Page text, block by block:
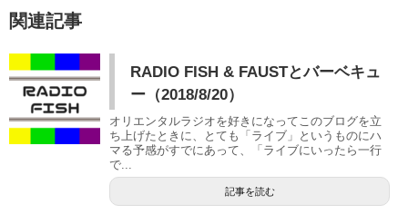
関連記事
RADIO FISH & FAUSTとバーベキュ
ー（2018/8/20）
オリエンタルラジオを好きになってこのブログを立
ち上げたときに、とても「ライブ」というものにハ
マる予感がすでにあって、「ライブにいったら一行
で...
記事を読む